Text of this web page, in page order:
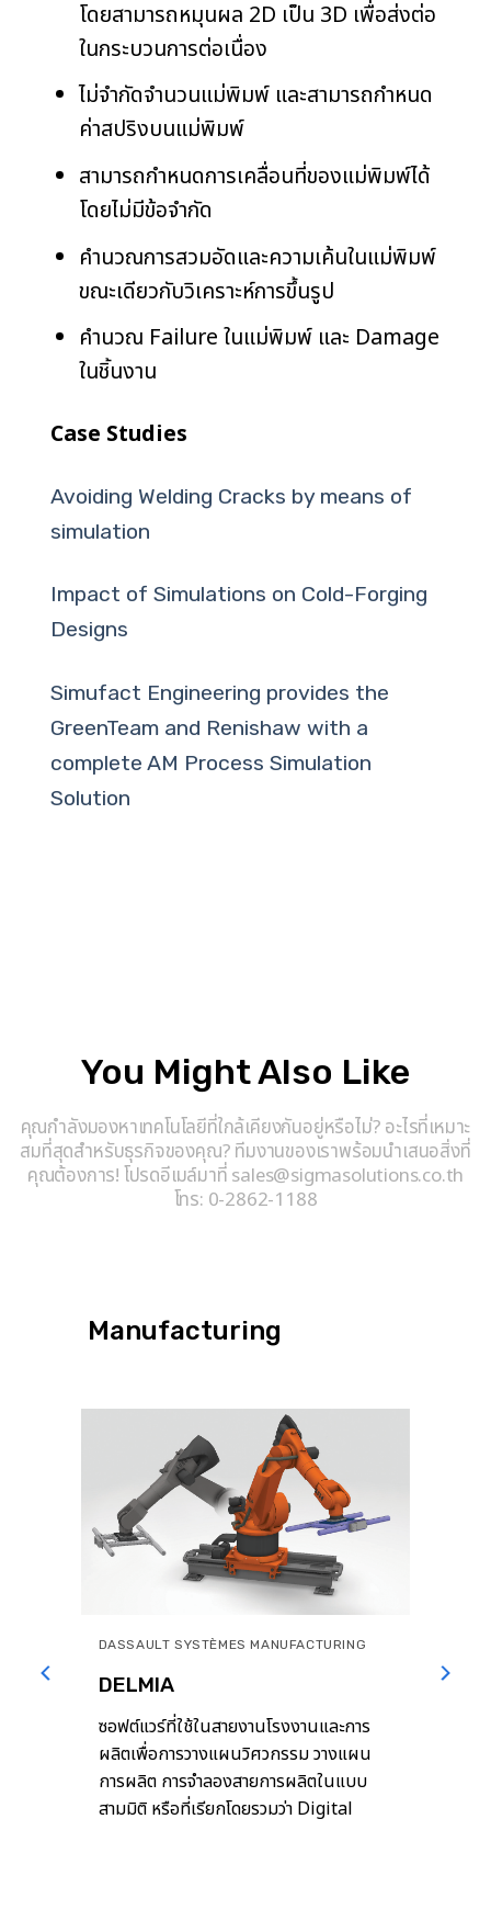
โดยสามารถหมุนผล 2D เป็น 3D เพื่อส่งต่อ
ในกระบวนการต่อเนื่อง
ไม่จำกัดจำนวนแม่พิมพ์ และสามารถกำหนด
ค่าสปริงบนแม่พิมพ์
สามารถกำหนดการเคลื่อนที่ของแม่พิมพ์ได้
โดยไม่มีข้อจำกัด
คำนวณการสวมอัดและความเค้นในแม่พิมพ์
ขณะเดียวกับวิเคราะห์การขึ้นรูป
คำนวณ Failure ในแม่พิมพ์ และ Damage
ในชิ้นงาน
Case Studies
Avoiding Welding Cracks by means of
simulation
Impact of Simulations on Cold-Forging
Designs
Simufact Engineering provides the
GreenTeam and Renishaw with a
complete AM Process Simulation
Solution
You Might Also Like
คุณกำลังมองหาเทคโนโลยีที่ใกล้เคียงกันอยู่หรือไม่? อะไรที่เหมาะ
สมที่สุดสำหรับธุรกิจของคุณ? ทีมงานของเราพร้อมนำเสนอสิ่งที่
คุณต้องการ! โปรดอีเมล์มาที่ sales@sigmasolutions.co.th
โทร: 0-2862-1188
Manufacturing
DASSAULT SYSTÈMES MANUFACTURING
DELMIA
ซอฟต์แวร์ที่ใช้ในสายงานโรงงานและการ
ผลิตเพื่อการวางแผนวิศวกรรม วางแผน
การผลิต การจำลองสายการผลิตในแบบ
สามมิติ หรือที่เรียกโดยรวมว่า Digital